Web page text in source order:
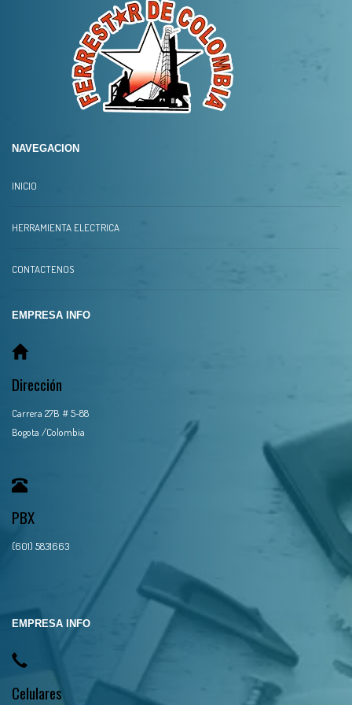
NAVEGACION
INICIO
HERRAMIENTA ELECTRICA
CONTACTENOS
EMPRESA INFO
Dirección
Carrera 27B # 5-88
Bogota /Colombia
PBX
(601) 5831663
EMPRESA INFO
Celulares